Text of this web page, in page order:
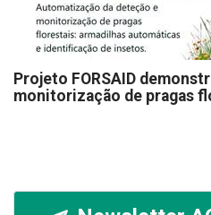
Projeto FORSAID
monitorização de pragas